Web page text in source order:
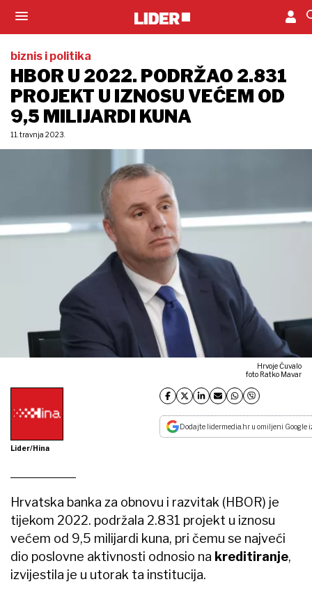
dio poslovne aktivnosti odnosio na
kreditiranje,
izvijestila je u utorak ta institucija.
Prema revidiranom godišnjem financijskom
izvještaju, HBOR je lani ostvario ukupne prihode u
iznosu od682,07 milijuna kuna, rashode u iznosu
od 495,9 milijuna kuna idobit u iznosu od 186,17
milijuna kuna
Izvještajna godina predstavljala je još jednu
izazovnu godinu popraćenu kriznim mjerama za
pomoć poduzetnicima, ali isto tako i godinu u kojoj
je započeta provedba većine financijskih
instrumenata u okviru Nacionalnog plana
oporavka i otpornosti (NPOO), ukupne vrijednosti
1,925 milijardi kuna, naveli su iz HBOR-
a, apostrofirajući da su poslovanje u 2022.
ponajviše obilježile aktivnosti vezane uz
ublažavanje negativnih posljedica koje je na
cjelokupno gospodarstvo imao rat u Ukrajini.
privremenu mjeru 'Obrtna sredstva Kriza
2022' HBOR je poduzetnicima olakšao prevladati
gospodarske posljedice rusko-ukrajinske krize. Od
1. rujna 2022., kada je mjera uvedena, do 31.
Izuzev toga, mjere pomoći hrvatskom
gospodarstvu obuhvaćaju i Programe portfeljnog
i pojedinačnog osiguranja kredita za likvidnost
izvoznika te Programe subvencioniranja premije
osiguranja - istaknuli su iz HBOR-a.
Lani je nastavljena i provedba mjera 'Covid-19'